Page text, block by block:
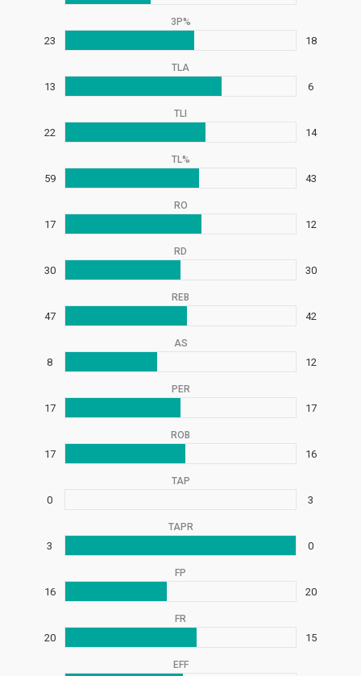
3P%
23 18
TLA
13 6
TLI
22 14
TL%
59 43
RO
17 12
RD
30 30
REB
47 42
AS
8 12
PER
17 17
ROB
17 16
TAP
0 3
TAPR
3 0
FP
16 20
FR
20 15
EFF